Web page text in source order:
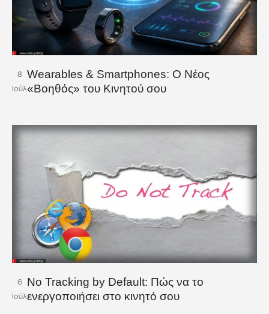
8
Ιούλ
Wearables & Smartphones: Ο Νέος
«Βοηθός» του Κινητού σου
6
Ιούλ
No Tracking by Default: Πώς να το
ενεργοποιήσει στο κινητό σου